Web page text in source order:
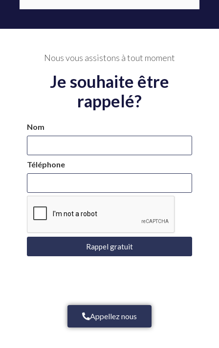
Nous vous assistons à tout moment
Je souhaite être
rappelé?
Nom
Téléphone
Rappel gratuit
Appellez nous